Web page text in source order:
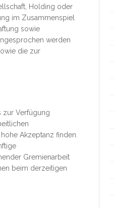
Holding oder
im Zusammenspiel
sowie
werden
die zur
zur Verfügung
Akzeptanz finden.
Gremienarbeit
beim derzeitigen